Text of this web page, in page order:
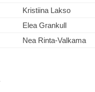
Kristiina Lakso
Elea Grankull
Nea Rinta-Valkama